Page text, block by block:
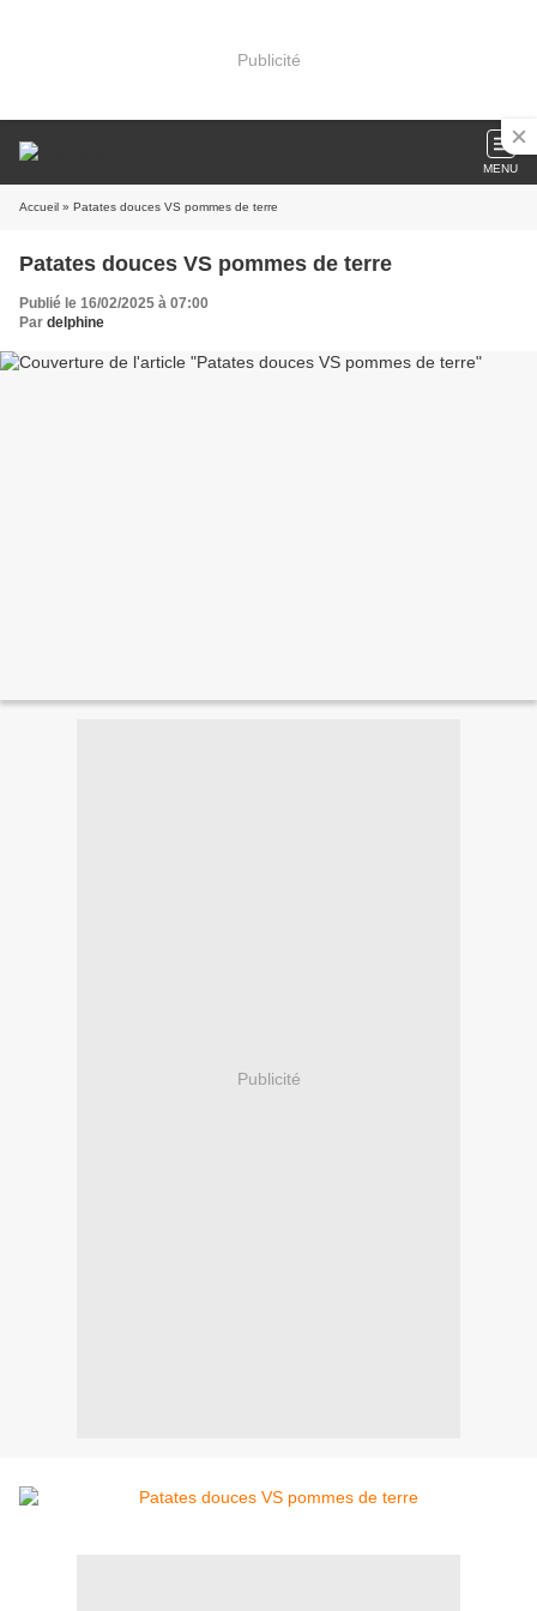
Publicité
MENU
Accueil » Patates douces VS pommes de terre
Patates douces VS pommes de terre
Publié le 16/02/2025 à 07:00
Par delphine
Publicité